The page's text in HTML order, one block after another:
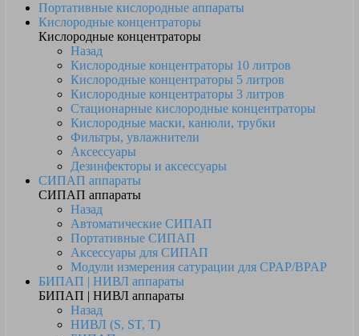
Портативные кислородные аппараты
Кислородные концентраторы
Кислородные концентраторы
Назад
Кислородные концентраторы 10 литров
Кислородные концентраторы 5 литров
Кислородные концентраторы 3 литров
Стационарные кислородные концентраторы
Кислородные маски, канюли, трубки
Фильтры, увлажнители
Аксессуары
Дезинфекторы и аксессуары
СИПАП аппараты
СИПАП аппараты
Назад
Автоматические СИПАП
Портативные СИПАП
Аксессуары для СИПАП
Модули измерения сатурации для CPAP/BPAP
БИПАП | НИВЛ аппараты
БИПАП | НИВЛ аппараты
Назад
НИВЛ (S, ST, T)